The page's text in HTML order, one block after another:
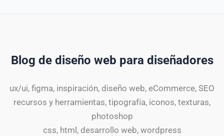
Blog de diseño web para diseñadores
ux/ui, figma, inspiración, diseño web, eCommerce, SEO
recursos y herramientas, tipografía, iconos, texturas,
photoshop
css, html, desarrollo web, wordpress